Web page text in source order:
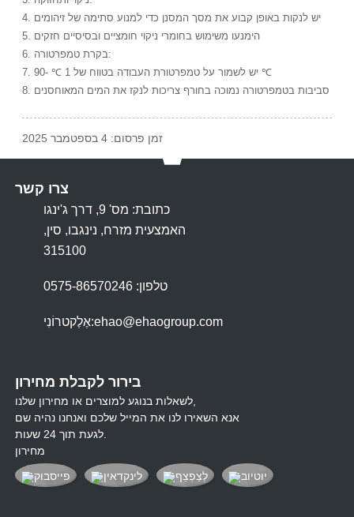
4. יש לנקות באופן קבוע את מסך המסנן כדי למנוע סתימה של זיהומים
5. הימנעו משימוש בחומרי ניקוי חומציים ובסיסיים חזקים
6. בקרת טמפרטורה:
7. יש לשמור על טמפרטורת העבודה בטווח של 1 ℃ -90 ℃
8. סביבות בטמפרטורה נמוכה בחורף צריכות לנקז את המים המאוחסנים
זמן פרסום: 4 בספטמבר 2025
צרו קשר
כתובת: מס' 9, דרך ג'ינגו
האמצעית מזרח, נינגבו, סין,
315100
טלפון: 0575-86570246
אֶלֶקטרוֹנִי:ehao@ehaogroup.com
בירור לקבלת מחירון
לשאלות בנוגע למוצרים או מחירון שלנו,
אנא השאירו לנו את המייל שלכם ואנחנו נהיה שם
לגעת תוך 24 שעות.
מחירון